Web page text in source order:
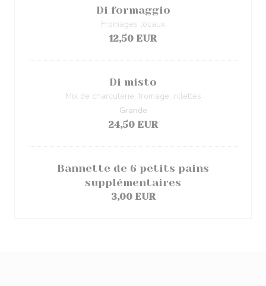
Di formaggio
Fromages locaux
12,50 EUR
Di misto
Mix de charcuterie, fromage, rillettes
24,50 EUR
Grande
Bannette de 6 petits pains
supplémentaires
3,00 EUR